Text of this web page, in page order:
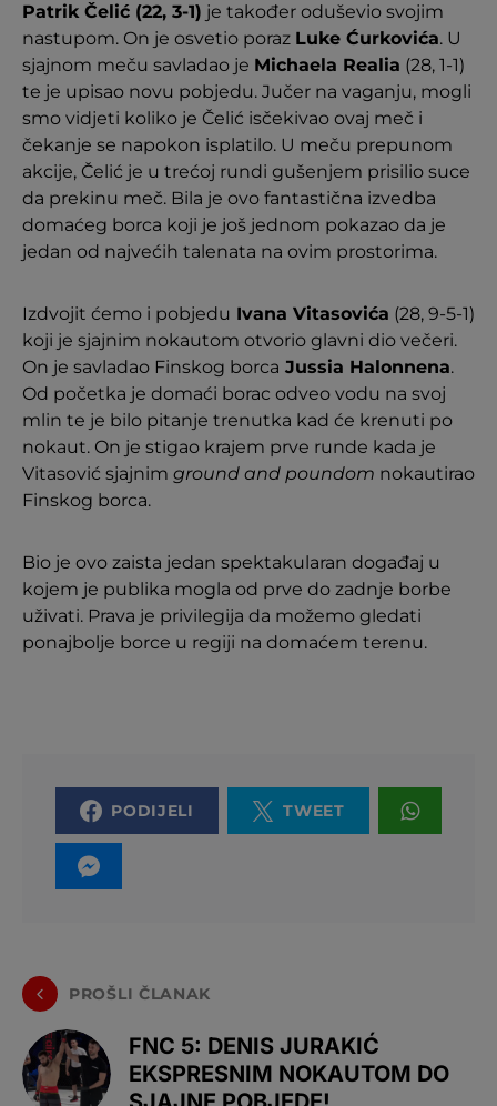
Patrik Čelić (22, 3-1) je također oduševio svojim
nastupom. On je osvetio poraz Luke Ćurkovića. U
sjajnom meču savladao je Michaela Realia (28, 1-1)
te je upisao novu pobjedu. Jučer na vaganju, mogli
smo vidjeti koliko je Čelić isčekivao ovaj meč i
čekanje se napokon isplatilo. U meču prepunom
akcije, Čelić je u trećoj rundi gušenjem prisilio suce
da prekinu meč. Bila je ovo fantastična izvedba
domaćeg borca koji je još jednom pokazao da je
jedan od najvećih talenata na ovim prostorima.
Izdvojit ćemo i pobjedu Ivana Vitasovića (28, 9-5-1)
koji je sjajnim nokautom otvorio glavni dio večeri.
On je savladao Finskog borca Jussia Halonnena.
Od početka je domaći borac odveo vodu na svoj
mlin te je bilo pitanje trenutka kad će krenuti po
nokaut. On je stigao krajem prve runde kada je
Vitasović sjajnim ground and poundom nokautirao
Finskog borca.
Bio je ovo zaista jedan spektakularan događaj u
kojem je publika mogla od prve do zadnje borbe
uživati. Prava je privilegija da možemo gledati
ponajbolje borce u regiji na domaćem terenu.
PODIJELI TWEET
PROŠLI ČLANAK
FNC 5: DENIS JURAKIĆ
EKSPRESNIM NOKAUTOM DO